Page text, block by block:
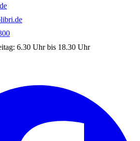
6.30 Uhr bis 18.30 Uhr